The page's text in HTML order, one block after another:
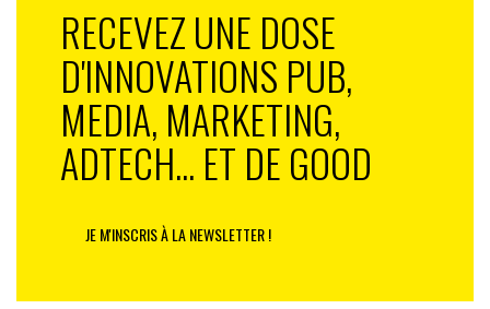
RECEVEZ UNE DOSE
D'INNOVATIONS PUB,
MEDIA, MARKETING,
ADTECH... ET DE GOOD
JE M'INSCRIS À LA NEWSLETTER !